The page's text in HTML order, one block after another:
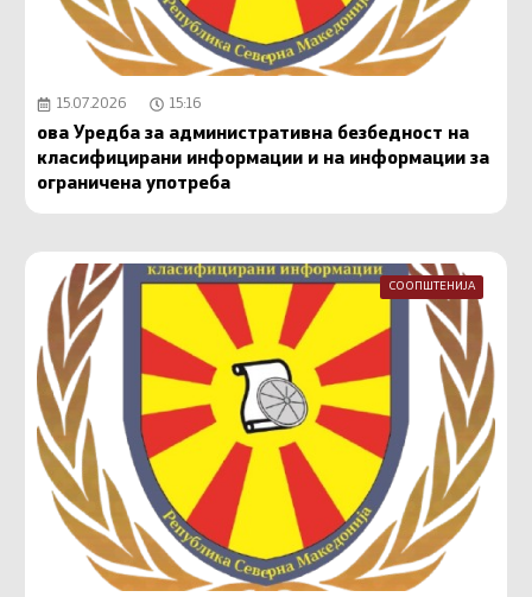
15.07.2026 15:16
ова Уредба за административна безбедност на
класифицирани информации и на информации за
ограничена употреба
СООПШТЕНИЈА